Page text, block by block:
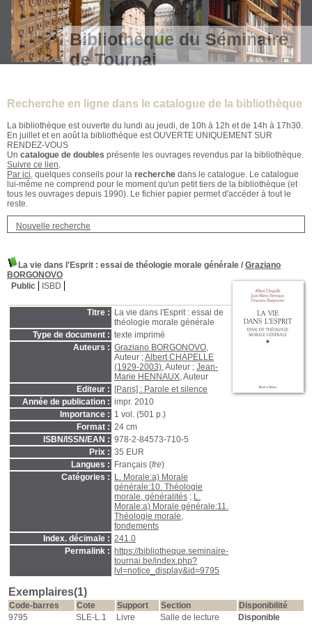
Bibliothèque du Séminaire
de Tournai
Recherche en ligne dans le catalogue de la bibliothèque
La bibliothèque est ouverte du lundi au jeudi, de 10h à 12h et de 14h à 17h30.
En juillet et en août la bibliothèque est OUVERTE UNIQUEMENT SUR
RENDEZ-VOUS
Un catalogue de doubles présente les ouvrages revendus par la bibliothèque.
Suivre ce lien.
Par ici, quelques conseils pour la recherche dans le catalogue. Le catalogue
lui-même ne comprend pour le moment qu'un petit tiers de la bibliothèque (et
tous les ouvrages depuis 1990). Le fichier papier permet d'accéder à tout le
reste.
Nouvelle recherche
La vie dans l'Esprit : essai de théologie morale générale / Graziano
BORGONOVO
Public
ISBD
Titre :
La vie dans l'Esprit : essai de
théologie morale générale
Type de document : texte imprimé
Auteurs : Graziano BORGONOVO,
Auteur ;Albert CHAPELLE
(1929-2003), Auteur ; Jean-
Marie HENNAUX, Auteur
Editeur :
[Paris] : Parole et silence
Année de publication : impr. 2010
Importance : 1 vol. (501 p.)
Format : 24 cm
ISBN/ISSN/EAN : 978-2-84573-710-5
Prix : 35 EUR
Langues :
Français (fre)
Catégories :
L. Morale:a) Morale
générale:10. Théologie
morale, généralités ; L.
Morale:a) Morale générale:11.
Théologie morale,
fondements
Index. décimale : 241.0
Permalink :
https://bibliotheque.seminaire-
tournai.be/index.php?
lvl=notice_display&id=9795
Exemplaires(1)
Code-barres Cote Support Section
Disponibilité
9795
SLE-L.1 Livre Salle de lecture Disponible